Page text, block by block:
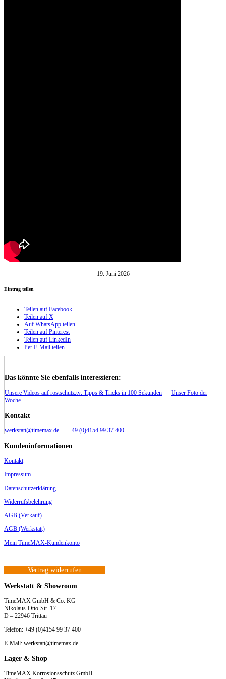
19. Juni 2026
Eintrag teilen
Teilen auf Facebook
Teilen auf X
Auf WhatsApp teilen
Teilen auf Pinterest
Teilen auf LinkedIn
Per E-Mail teilen
Das könnte Sie ebenfalls interessieren:
Unsere Videos auf rostschutz.tv: Tipps & Tricks in 100 Sekunden
Unser Foto der
Woche
Kontakt
werkstatt@timemax.de +49 (0)4154 99 37 400
Kundeninformationen
Kontakt
Impressum
Datenschutzerklärung
Widerrufsbelehrung
AGB (Verkauf)
AGB (Werkstatt)
Mein TimeMAX-Kundenkonto
Vertrag widerrufen
Werkstatt & Showroom
TimeMAX GmbH & Co. KG
Nikolaus-Otto-Str. 17
D – 22946 Trittau
Telefon: +49 (0)4154 99 37 400
E-Mail: werkstatt@timemax.de
Lager & Shop
TimeMAX Korrosionsschutz GmbH